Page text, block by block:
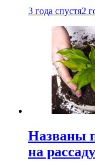
3 года спустя2
Названы
на